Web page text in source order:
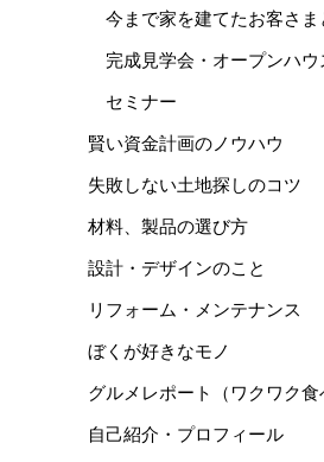
今まで家を建てたお客さま
完成見学会・オープンハウ
セミナー
賢い資金計画のノウハウ
失敗しない土地探しのコツ
材料、製品の選び方
設計・デザインのこと
リフォーム・メンテナンス
ぼくが好きなモノ
グルメレポート（ワクワク食
自己紹介・プロフィール